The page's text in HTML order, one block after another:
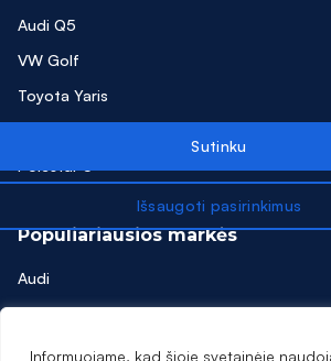
Informuojame, kad šioje svetainėje
FORMENTOR
GLA220
Audi Q5
VW Golf
Toyota Yaris
Populiariausios markės
Audi
VW
Toyota